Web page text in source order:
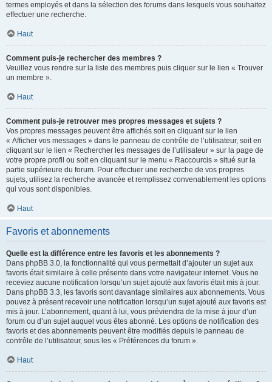
termes employés et dans la sélection des forums dans lesquels vous souhaitez
effectuer une recherche.
Haut
Comment puis-je rechercher des membres ?
Veuillez vous rendre sur la liste des membres puis cliquer sur le lien « Trouver
un membre ».
Haut
Comment puis-je retrouver mes propres messages et sujets ?
Vos propres messages peuvent être affichés soit en cliquant sur le lien
« Afficher vos messages » dans le panneau de contrôle de l’utilisateur, soit en
cliquant sur le lien « Rechercher les messages de l’utilisateur » sur la page de
votre propre profil ou soit en cliquant sur le menu « Raccourcis » situé sur la
partie supérieure du forum. Pour effectuer une recherche de vos propres
sujets, utilisez la recherche avancée et remplissez convenablement les options
qui vous sont disponibles.
Haut
Favoris et abonnements
Quelle est la différence entre les favoris et les abonnements ?
Dans phpBB 3.0, la fonctionnalité qui vous permettait d’ajouter un sujet aux
favoris était similaire à celle présente dans votre navigateur internet. Vous ne
receviez aucune notification lorsqu’un sujet ajouté aux favoris était mis à jour.
Dans phpBB 3.3, les favoris sont davantage similaires aux abonnements. Vous
pouvez à présent recevoir une notification lorsqu’un sujet ajouté aux favoris est
mis à jour. L’abonnement, quant à lui, vous préviendra de la mise à jour d’un
forum ou d’un sujet auquel vous êtes abonné. Les options de notification des
favoris et des abonnements peuvent être modifiés depuis le panneau de
contrôle de l’utilisateur, sous les « Préférences du forum ».
Haut